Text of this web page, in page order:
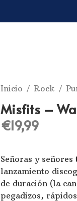
Inicio / Rock /
Misfits –
€19,99
Señoras y
lanzamiento
de duración (la
pegadizos,